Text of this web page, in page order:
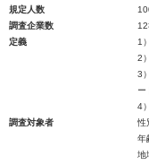
規定人数
調査企業数
定義
1
2
3
ー
4
調査対象者
性
年
地